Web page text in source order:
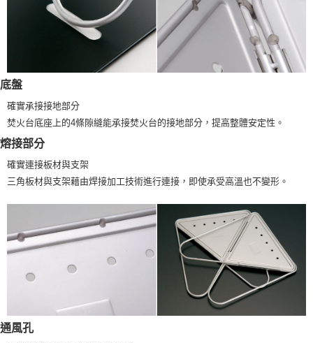
底盤
確實承接接地部分
焚火台底座上的4條隙縫能承接焚火台的接地部分，提高整體安定性。
熔接部分
確實連接板材與支架
三角板材與支架藉由焊接加工技術進行連接，即使承受高溫也不變形。
通風孔